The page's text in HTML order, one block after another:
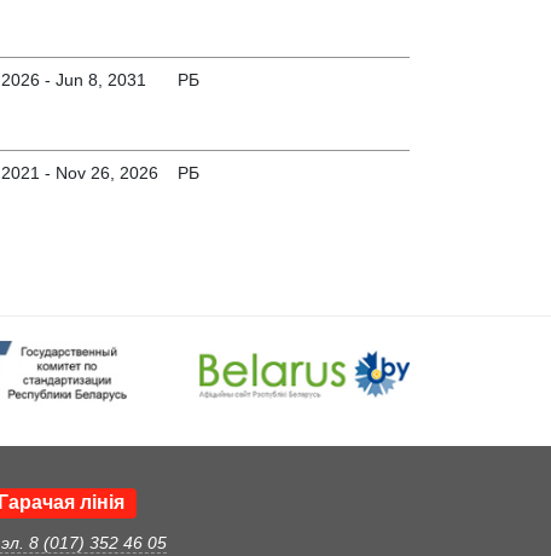
- Jun 8, 2031 РБ
- Nov 26, 2026 РБ
Гарачая лінія
8 (017) 352 46 05